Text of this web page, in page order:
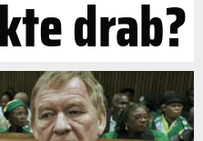
drab?